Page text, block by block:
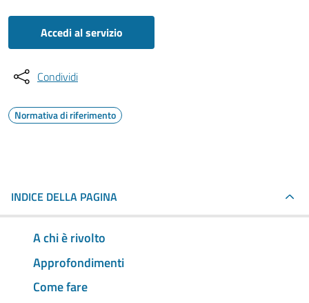
Accedi al servizio
Condividi
Normativa di riferimento
INDICE DELLA PAGINA
A chi è rivolto
Approfondimenti
Come fare